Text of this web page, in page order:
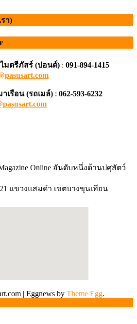
า)
มตรีภัสร์ (ปอนด์) : 091-894-1415
เรือน (รถเมล์) : 062-593-6232
Online อันดับหนึ่งด้านปศุสัตว์
แขวงแสมดำ เขตบางขุนเทียน
| Eggnews by Theme Egg.